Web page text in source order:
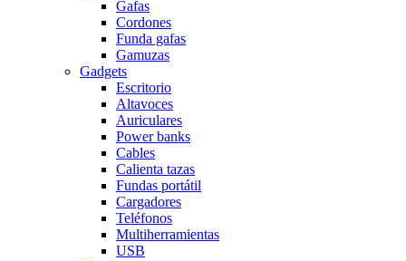
Gafas
Cordones
Funda gafas
Gamuzas
Gadgets
Escritorio
Altavoces
Auriculares
Power banks
Cables
Calienta tazas
Fundas portátil
Cargadores
Teléfonos
Multiherramientas
USB